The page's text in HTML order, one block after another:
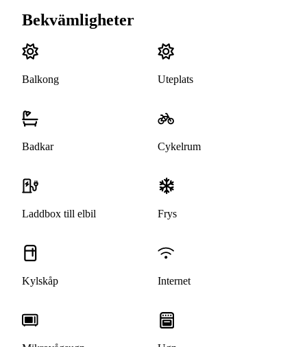
Bekvämligheter
Balkong Uteplats
Badkar Cykelrum
Laddbox till elbil Frys
Kylskåp Internet